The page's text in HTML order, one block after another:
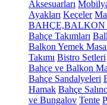
Aksesuarları
Ayakları Keçeler
BAHÇE,BALKON
Bahçe Takımları
Balkon Yemek
Takımı Bistro Setleri
Bahçe ve Balkon
Bahçe Sandalyeleri
Hamak Bahçe
ve Bungalov Tente